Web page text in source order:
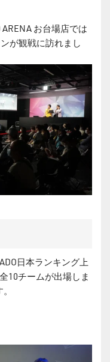
お台場店では
が観戦に訪れまし
日本ランキング上
10チームが出場しま